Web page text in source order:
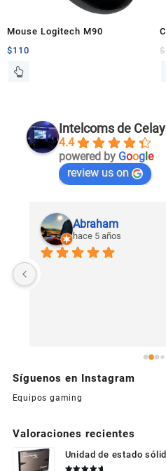
Mouse Logitech M90
$110 $
Intelcoms de
4.4
powered by Google
review us on
Abraham
hace 5 años
Síguenos en Instagram
Equipos gaming
Valoraciones recientes
Unidad de estado